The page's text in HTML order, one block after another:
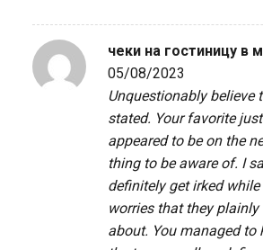
чеки на гостиницу в
05/08/2023
Unquestionably believe
stated. Your favorite
appeared to be on the
thing to be aware of. I
definitely get irked
worries that they
about. You managed to